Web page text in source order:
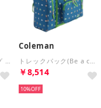
Coleman
￥8,514
10%